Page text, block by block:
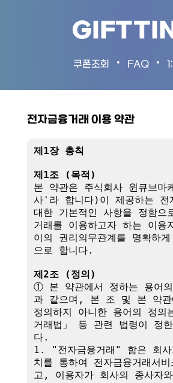
쿠폰조회 • FAQ •
전자금융거래 이용 약관
제1장 총칙
제1조 (목적)
본 약관은 주식회사 윈큐브
사'라 합니다)이 제공하는 전
대한 기본적인 사항을 정함으
거래를 이용하고자 하는 이용
이의 권리의무관계를 명확하
으로 합니다.
제2조 (정의)
① 본 약관에서 정하는 용어
과 같으며, 본 조 및 본 약관
정의하지 아니한 용어의 정의
거래법」 등 관련 법령이 정
다.
1. "전자금융거래" 함은 회
치를 통하여 전자금융거래서
고, 이용자가 회사의 종사자